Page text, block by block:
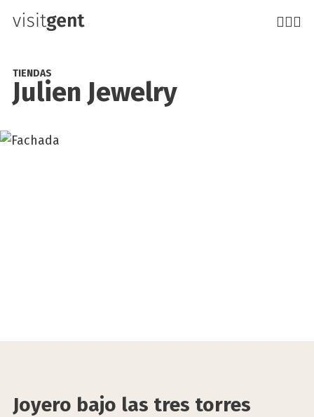
Pasar
principal
Julien Jewelry
TIENDAS
Joyero bajo las tres torres